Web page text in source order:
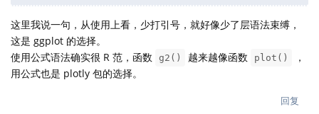
这里我说一句，从使用上看，少打引号，就好像少了层语法束缚，
这是 ggplot 的选择。
使用公式语法确实很 R 范，函数
g2() 越来越像函数 plot()
，
用公式也是 plotly 包的选择。
回复